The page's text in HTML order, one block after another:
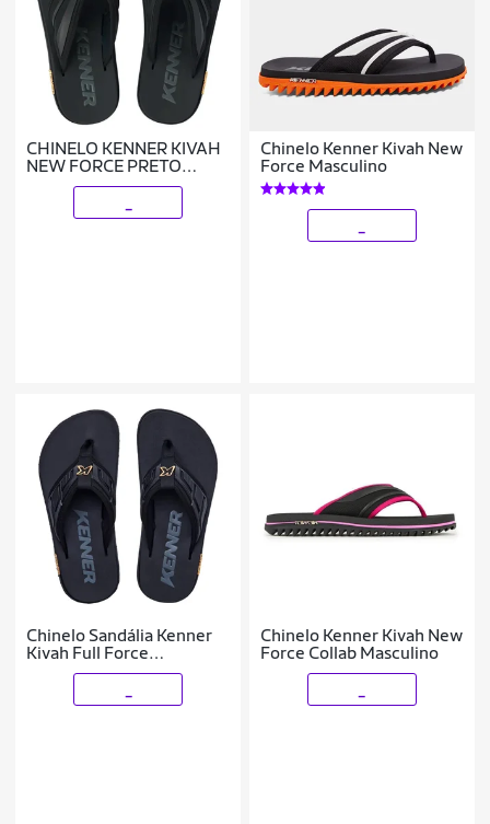
CHINELO KENNER KIVAH
NEW FORCE PRETO
DOURADO ORIGINAL
Chinelo Kenner Kivah New
Force Masculino
Chinelo Sandália Kenner
Kivah Full Force
Masculino Original
Chinelo Kenner Kivah New
Force Collab Masculino